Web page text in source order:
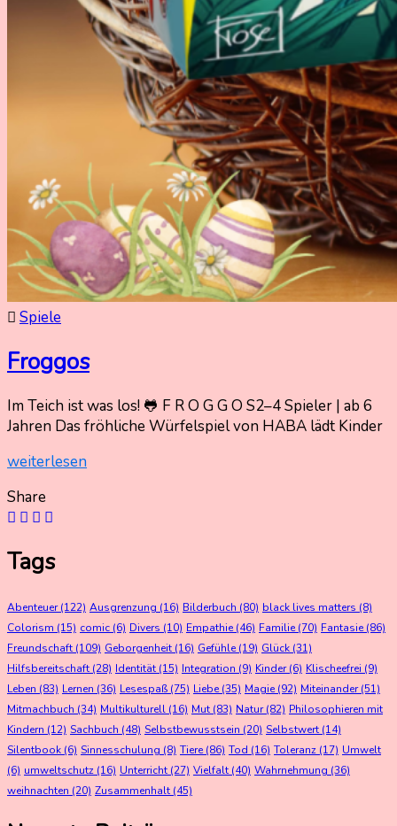
Spiele
Froggos
29.
202629.
März
2026
Nadine
Im Teich ist was los! 🐸 F R O G G O S2–4 Spieler | ab 6
Jahren Das fröhliche Würfelspiel von HABA lädt Kinder
weiterlesen
Share
Tags
Abenteuer(122) Ausgrenzung (16) Bilderbuch (80) black lives matters (8)
Colorism (15) comic (6) Divers (10) Empathie(46) Familie(70) Fantasie(86)
Freundschaft (109) Geborgenheit (16) Gefühle(19) Glück (31)
Hilfsbereitschaft (28) Identität (15) Integration (9) Kinder(6) Klischeefrei (9)
Leben (83) Lernen (36) Lesespaß (75) Liebe(35) Magie(92) Miteinander(51)
Mitmachbuch (34) Multikulturell (16) Mut (83) Natur(82) Philosophieren mit
Kindern (12) Sachbuch (48) Selbstbewusstsein (20) Selbstwert (14)
Silentbook (6) Sinnesschulung (8) Tiere(86) Tod (16) Toleranz (17) Umwelt
(6) umweltschutz (16) Unterricht (27) Vielfalt (40) Wahrnehmung (36)
weihnachten (20) Zusammenhalt (45)